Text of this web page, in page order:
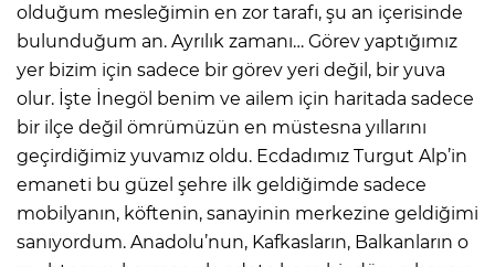
olduğum mesleğimin en zor tarafı, şu an içerisinde
bulunduğum an. Ayrılık zamanı… Görev yaptığımız
yer bizim için sadece bir görev yeri değil, bir yuva
olur. İşte İnegöl benim ve ailem için haritada sadece
bir ilçe değil ömrümüzün en müstesna yıllarını
geçirdiğimiz yuvamız oldu. Ecdadımız Turgut Alp’in
emaneti bu güzel şehre ilk geldiğimde sadece
mobilyanın, köftenin, sanayinin merkezine geldiğimi
sanıyordum. Anadolu’nun, Kafkasların, Balkanların o